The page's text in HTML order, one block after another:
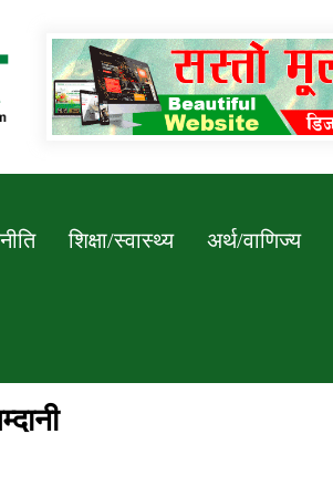
Newssarokar
शिक्षा/स्वास्थ्य अर्थ/वाणिज्य